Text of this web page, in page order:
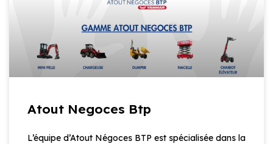
Atout Negoces Btp
L’équipe d’Atout Négoces BTP est spécialisée dans la